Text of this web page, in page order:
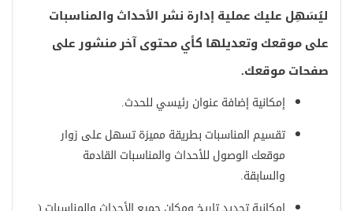
ليُسَهِل عليك عملية إدارة نشر الأحداث والمناسبات
على موقعك وتعديلها كأي محتوى آخر منشور على
صفحات موقعك.
إمكانية إضافة عنوان رئيسي للحدث.
تقسيم المناسبات بطريقة مميزة تسهل على زوار
موقعك الوصول للأحداث والمناسبات القادمة
والسابقة.